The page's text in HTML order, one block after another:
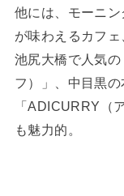
他には、モーニ
が味わえるカフ
池尻大橋で人気
フ）」、中目黒
「ADICURRY（
も魅力的。